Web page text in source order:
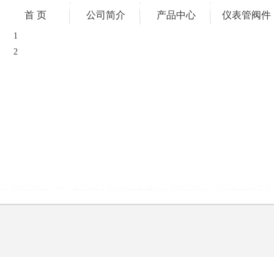
首 页 公司简介 产品中心 仪表管阀件
1
2